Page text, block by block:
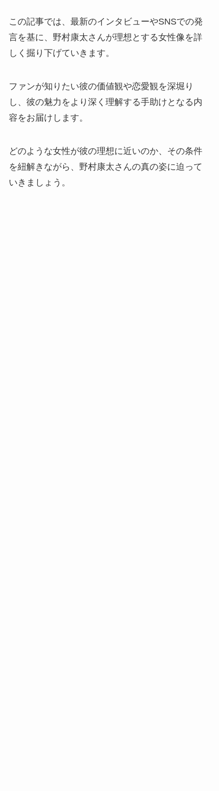
この記事では、最新のインタビューやSNSでの発
言を基に、野村康太さんが理想とする女性像を詳
しく掘り下げていきます。
ファンが知りたい彼の価値観や恋愛観を深堀り
し、彼の魅力をより深く理解する手助けとなる内
容をお届けします。
どのような女性が彼の理想に近いのか、その条件
を紐解きながら、野村康太さんの真の姿に迫って
いきましょう。